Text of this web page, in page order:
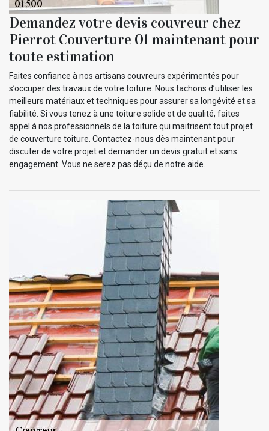
Demandez votre devis couvreur chez
Pierrot Couverture 01 maintenant pour
toute estimation
Faites confiance à nos artisans couvreurs expérimentés pour
s’occuper des travaux de votre toiture. Nous tachons d’utiliser les
meilleurs matériaux et techniques pour assurer sa longévité et sa
fiabilité. Si vous tenez à une toiture solide et de qualité, faites
appel à nos professionnels de la toiture qui maitrisent tout projet
de couverture toiture. Contactez-nous dès maintenant pour
discuter de votre projet et demander un devis gratuit et sans
engagement. Vous ne serez pas déçu de notre aide.